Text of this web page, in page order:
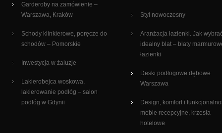
Garderoby na zamówienie –
Warszawa, Kraków
Schody klinkierowe, poręcze do
schodów – Pomorskie
Inwestycja w żaluzje
Lakierobejca woskowa,
lakierowanie podłóg – salon
podłóg w Gdynii
Styl nowoczesny
Aranżacja łazienki. Jak
idealny blat – blaty
łazienki
Deski podłogowe dębowe
Warszawa
Design, komfort i
meble recepcyjne, krzesła
hotelowe